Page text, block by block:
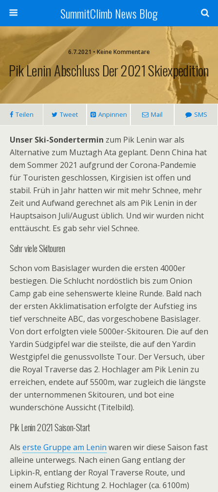
SummitClimb News Blog
6.7.2021 • Keine Kommentare
Pik Lenin Abschluss Der 2021 Skiexpedition
Teilen Tweet Anpinnen Mail SMS
Unser Ski-Sondertermin zum Pik Lenin war als
Alternative zum Muztagh Ata geplant. Denn China hat
dem Sommer 2021 aufgrund der Corona-Pandemie
für Touristen geschlossen, Kirgisien ist offen und
stabil. Früh in Jahr hatten wir mit mehr Schnee, mehr
Zeit und Aufwand gerechnet als am Pik Lenin in der
Hauptsaison Juli/August üblich. Und wir wurden nicht
enttäuscht. Es gab sehr viel Schnee.
Sehr viele Skitouren
Schon vom Basislager wurden die ersten 4000er
bestiegen. Die Schlucht nordöstlich bis zum Onion
Camp gab eine sehenswerte kleine Runde. Bald nach
der ersten Akklimatisation erfolgte der Aufstieg ins
tief verschneite ABC, das vorgeschobene Basislager.
Von dort erfolgten viele 5000er-Skitouren. Die auf den
Yardin Südgipfel war die steilste, die auf den Yardin
Westgipfel die genussvollste Tour. Der Versuch, über
die Royal Traverse das 2. Hochlager am Pik Lenin zu
erreichen, endete auf 5500m, war zugleich die längste
der unternommenen Skitouren, und bot eine
wunderschöne Aussicht (Titelbild).
Pik Lenin 2021 Saison-Start
Als erste Gruppe am Lenin waren wir diese Saison fast
alleine unterwegs. Nach einen Gang entlang der
Lipkin-R, entlang der Royal Traverse Route, und
einem Aufstieg Richtung 2. Hochlager (ca. 6100m)